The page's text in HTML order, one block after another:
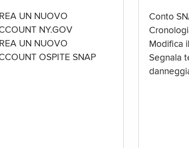
UN NUOVO
NY.GOV
UN NUOVO
OSPITE SNAP
Conto
Modifica
Segnala